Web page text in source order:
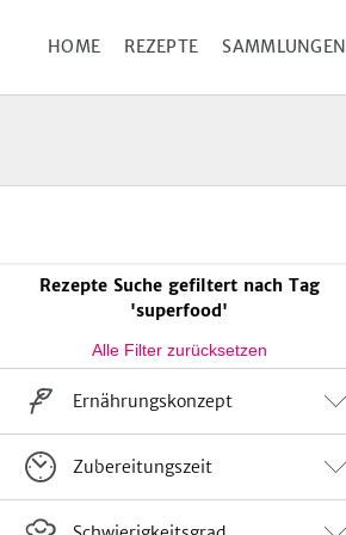
HOME REZEPTE SAMMLUNGEN
Rezepte Suche gefiltert nach Tag
'superfood'
Ergebnisse
eingrenzen
Ernährungskonzept
Vegan Vegetarisch Flexitarisch
Rohkost
Zubereitungszeit
keine Angabe
Einfach 24
Winter 9
Snacks